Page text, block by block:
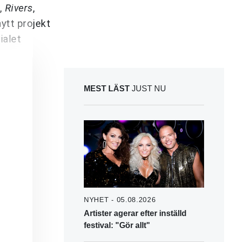
Rivers,
projekt
MEST LÄST JUST NU
NYHET - 05.08.2026
Artister agerar efter inställd
festival: "Gör allt"